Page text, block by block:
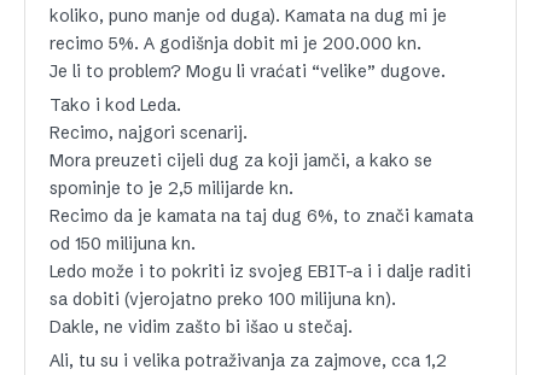
koliko, puno manje od duga). Kamata na dug mi je
recimo 5%. A godišnja dobit mi je 200.000 kn.
Je li to problem? Mogu li vraćati “velike” dugove.
Tako i kod Leda.
Recimo, najgori scenarij.
Mora preuzeti cijeli dug za koji jamči, a kako se
spominje to je 2,5 milijarde kn.
Recimo da je kamata na taj dug 6%, to znači kamata
od 150 milijuna kn.
Ledo može i to pokriti iz svojeg EBIT-a i i dalje raditi
sa dobiti (vjerojatno preko 100 milijuna kn).
Dakle, ne vidim zašto bi išao u stečaj.
Ali, tu su i velika potraživanja za zajmove, cca 1,2